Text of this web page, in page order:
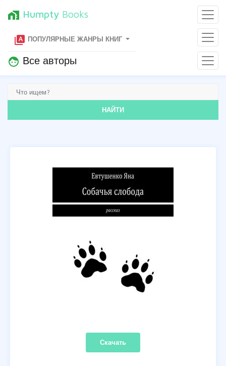
home_work Humpty Books
type_specimen ПОПУЛЯРНЫЕ ЖАНРЫ КНИГ
face Все авторы
НАЙТИ
Скачать